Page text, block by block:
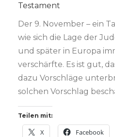
Testament
Der 9. November – ein
wie sich die Lage der
und später in Europa
verschärfte. Es ist gut,
dazu Vorschläge
solchen Vorschlag
Teilen mit:
X Facebook